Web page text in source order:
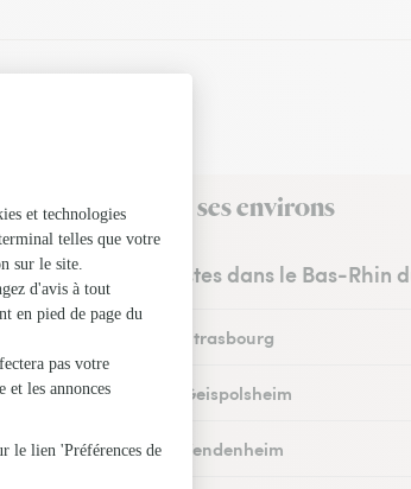
et dans ses environs
Les fleuristes dans le Bas-Rhin
Fleuristes à Strasbourg
Fleuristes à Geispolsheim
Fleuristes à Vendenheim